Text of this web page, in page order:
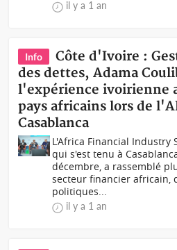
il y a 1 an
Info
Côte d'Ivoire :
des dettes, Adama
l'expérience ivoirienne
pays africains lors de
Casablanca
L'Africa Financial Industry
qui s'est tenu à
décembre, a rassemblé
secteur financier africain,
politiques...
il y a 1 an